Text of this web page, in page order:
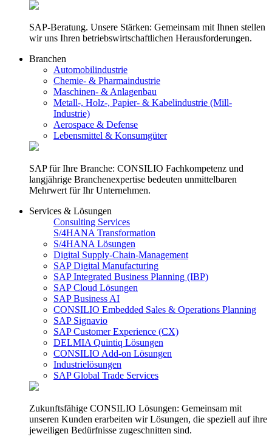
SAP-Beratung. Unsere Stärken: Gemeinsam mit Ihnen stellen
wir uns Ihren betriebswirtschaftlichen Herausforderungen.
Branchen
Automobilindustrie
Chemie- & Pharmaindustrie
Maschinen- & Anlagenbau
Metall-, Holz-, Papier- & Kabelindustrie (Mill-
Industrie)
Aerospace & Defense
Lebensmittel & Konsumgüter
SAP für Ihre Branche: CONSILIO Fachkompetenz und
langjährige Branchenexpertise bedeuten unmittelbaren
Mehrwert für Ihr Unternehmen.
Services & Lösungen
Consulting Services
S/4HANA Transformation
S/4HANA Lösungen
Digital Supply-Chain-Management
SAP Digital Manufacturing
SAP Integrated Business Planning (IBP)
SAP Cloud Lösungen
SAP Business AI
CONSILIO Embedded Sales & Operations Planning
SAP Signavio
SAP Customer Experience (CX)
DELMIA Quintiq Lösungen
CONSILIO Add-on Lösungen
Industrielösungen
SAP Global Trade Services
Zukunftsfähige CONSILIO Lösungen: Gemeinsam mit
unseren Kunden erarbeiten wir Lösungen, die speziell auf ihre
jeweiligen Bedürfnisse zugeschnitten sind.